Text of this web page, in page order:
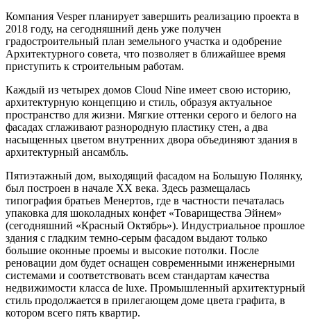
Компания Vesper планирует завершить реализацию проекта в
2018 году, на сегодняшний день уже получен
градостроительный план земельного участка и одобрение
Архитектурного совета, что позволяет в ближайшее время
приступить к строительным работам.
Каждый из четырех домов Cloud Nine имеет свою историю,
архитектурную концепцию и стиль, образуя актуальное
пространство для жизни. Мягкие оттенки серого и белого на
фасадах сглаживают разнородную пластику стен, а два
насыщенных цветом внутренних двора объединяют здания в
архитектурный ансамбль.
Пятиэтажный дом, выходящий фасадом на Большую Полянку,
был построен в начале XX века. Здесь размещалась
типография братьев Менертов, где в частности печаталась
упаковка для шоколадных конфет «Товарищества Эйнем»
(сегодняшний «Красный Октябрь»). Индустриальное прошлое
здания с гладким темно-серым фасадом выдают только
большие оконные проемы и высокие потолки. После
реновации дом будет оснащен современными инженерными
системами и соответствовать всем стандартам качества
недвижимости класса de luxe. Промышленный архитектурный
стиль продолжается в прилегающем доме цвета графита, в
котором всего пять квартир.